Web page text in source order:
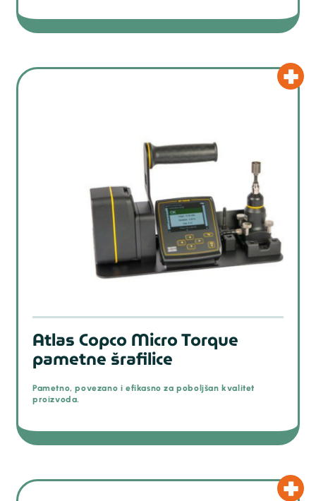
Atlas Copco Micro Torque
pametne šrafilice
Pametno, povezano i efikasno za poboljšan kvalitet
proizvoda.